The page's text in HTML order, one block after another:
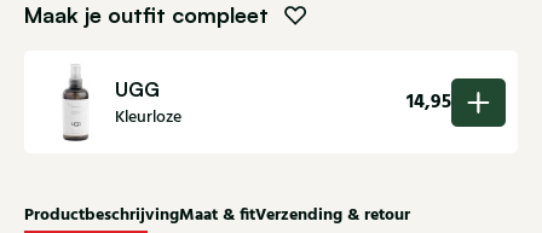
Maak je outfit compleet
UGG
Kleurloze
14,95
ProductbeschrijvingMaat & fitVerzending & retour